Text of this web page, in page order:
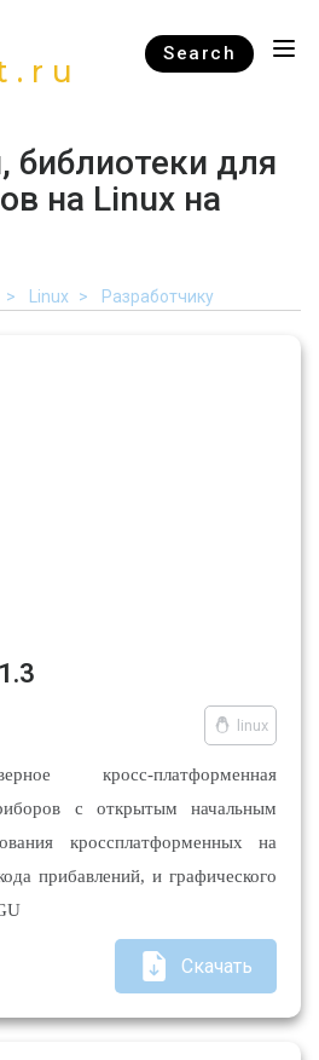
Search
библиотеки для
на Linux на
Linux Разработчику
linux
кросс-платформенная
с открытым начальным
кроссплатформенных на
прибавлений, и графического
Скачать